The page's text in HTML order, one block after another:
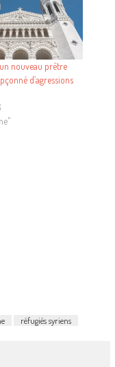
nouveau prêtre
d’agressions
réfugiés syriens